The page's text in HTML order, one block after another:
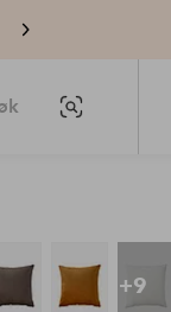
Bildesøk
+9